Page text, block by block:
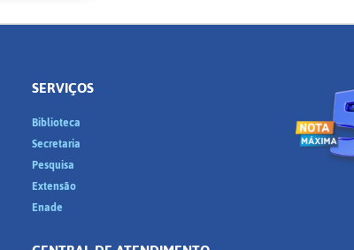
SERVIÇOS
Biblioteca
Secretaria
Pesquisa
Extensão
Enade